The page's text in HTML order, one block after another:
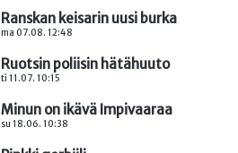
Ranskan keisarin uusi burka
ma 07.08. 12:48
Ruotsin poliisin hätähuuto
ti 11.07. 10:15
Minun on ikävä Impivaaraa
su 18.06. 10:38